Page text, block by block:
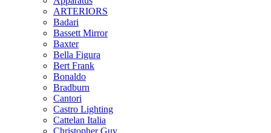
ARTERIORS
Badari
Bassett Mirror
Baxter
Bella Figura
Bert Frank
Bonaldo
Bradburn
Cantori
Castro Lighting
Cattelan Italia
Christopher Guy